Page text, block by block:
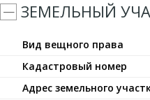
ЗЕМЕЛЬНЫЙ
Вид вещного права
Кадастровый номер
Адрес земельного